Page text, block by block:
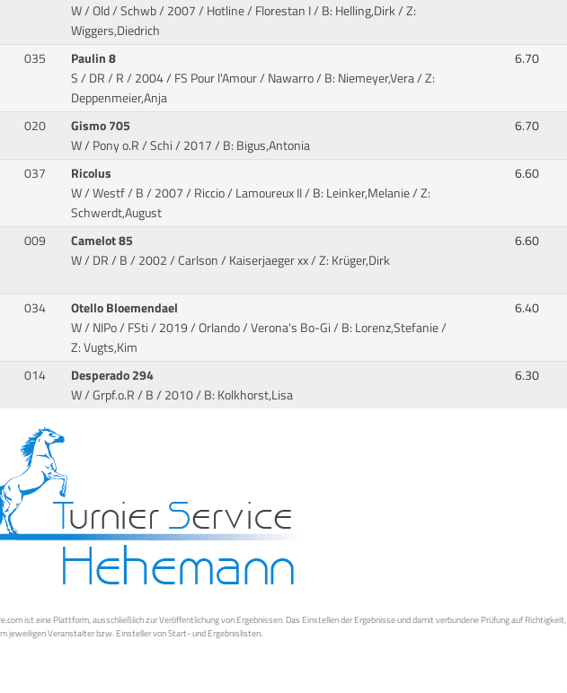
W / Old / Schwb / 2007 / Hotline / Florestan I/ B: Helling,Dirk / Z:
Wiggers,Diedrich
035
Paulin 8
S / DR / R / 2004 / FS Pour l'Amour / Nawarro/ B: Niemeyer,Vera / Z:
Deppenmeier,Anja
6.70
020
Gismo 705
W / Pony o.R / Schi / 2017/ B: Bigus,Antonia
6.70
037
Ricolus
W / Westf / B / 2007 / Riccio / Lamoureux II/ B: Leinker,Melanie / Z:
Schwerdt,August
6.60
009
Camelot 85
W / DR / B / 2002 / Carlson / Kaiserjaeger xx/ Z: Krüger,Dirk
6.60
034
Otello Bloemendael
W / NIPo / FSti / 2019 / Orlando / Verona's Bo-Gi/ B: Lorenz,Stefanie /
Z: Vugts,Kim
6.40
014
Desperado 294
W / Grpf.o.R / B / 2010/ B: Kolkhorst,Lisa
6.30
ist eine Plattform, ausschließlich zur Veröffentlichung von Ergebnissen. Das Einstellen der Ergebnisse und damit verbundene Prüfung auf Richtigkeit,
jeweiligen Veranstalter bzw. Einsteller von Start- und Ergebnislisten.